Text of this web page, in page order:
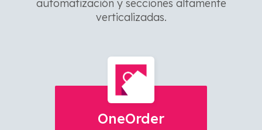
automatización y secciones altamente
verticalizadas.
OneOrder